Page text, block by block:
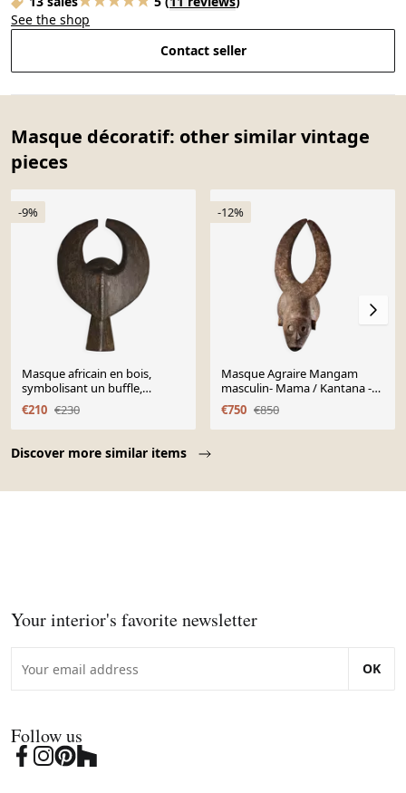
See the shop
Contact seller
Masque décoratif: other similar vintage
pieces
Discover more similar items
-9%
Masque africain en bois,
symbolisant un buffle,
Nigeria, 28x39cm
€210 €230
-12%
Masque Agraire Mangam
masculin- Mama / Kantana -
Nigeria
€750 €850
Your interior's favorite newsletter
OK
Follow us